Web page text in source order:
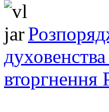
вторгнення